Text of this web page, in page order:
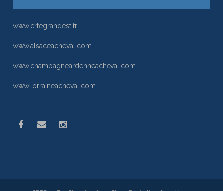
www.crtegrandest.fr
www.alsaceacheval.com
www.champagneardenneacheval.com
www.lorraineacheval.com